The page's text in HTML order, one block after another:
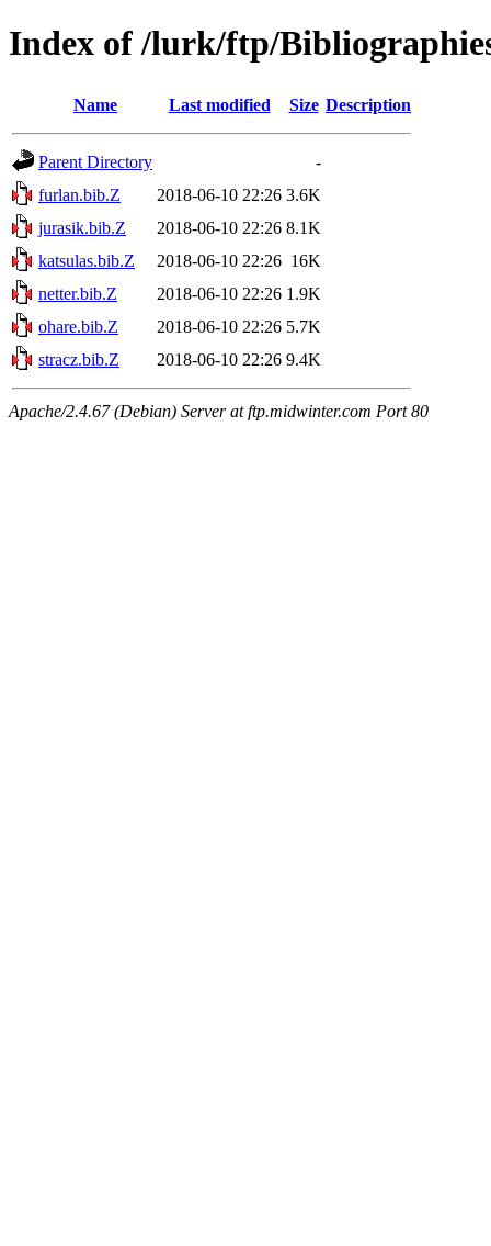
Index of /lurk/ftp/
Name Last modified Size Description
Parent Directory
-
furlan.bib.Z
2018-06-10 22:26 3.6K
jurasik.bib.Z
2018-06-10 22:26 8.1K
katsulas.bib.Z
2018-06-10 22:26 16K
netter.bib.Z
2018-06-10 22:26 1.9K
ohare.bib.Z
2018-06-10 22:26 5.7K
stracz.bib.Z
2018-06-10 22:26 9.4K
Apache/2.4.67 (Debian) Server at ftp.midwinter.com Port 80